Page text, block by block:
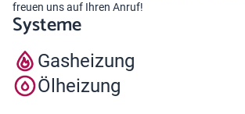
freuen uns auf Ihren Anruf!
Systeme
Gasheizung
Ölheizung